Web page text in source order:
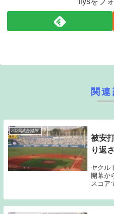
関
2026試合結果
被安
り返
ヤクル
開幕か
スコア
しまっ
投手が